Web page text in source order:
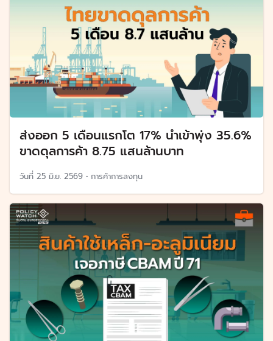
ส่งออก 5 เดือนแรกโต 17% นำเข้าพุ่ง 35.6%
ขาดดุลการค้า 8.75 แสนล้านบาท
วันที่ 25 มิ.ย. 2569 • การค้าการลงทุน